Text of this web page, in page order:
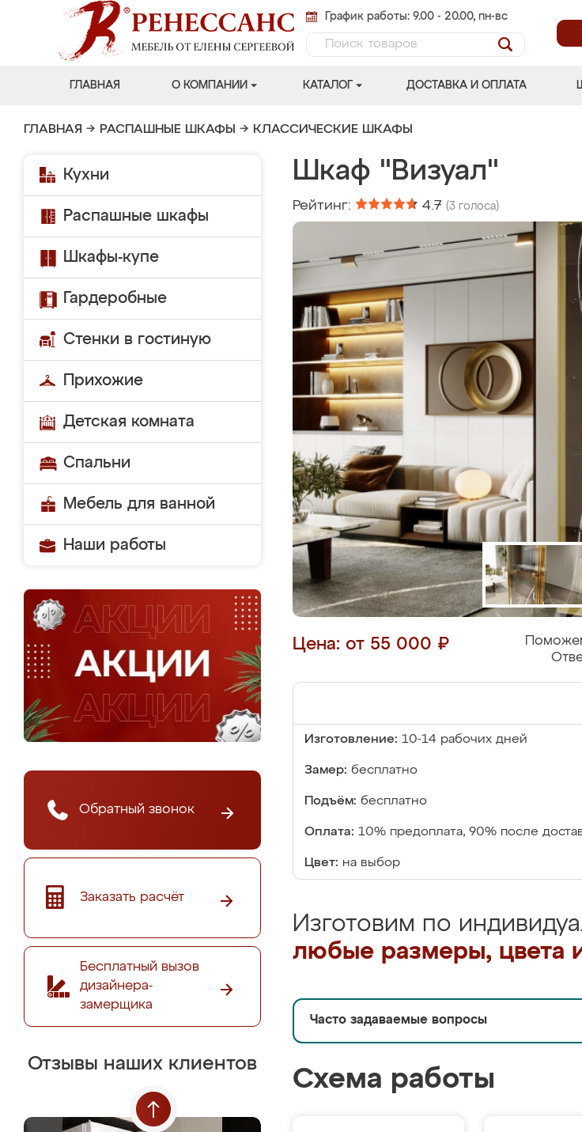
График работы: 9.00 - 20.00, пн-вс
ГЛАВНАЯ О КОМПАНИИ КАТАЛОГ ДОСТАВКА И ОПЛАТА
ГЛАВНАЯ → РАСПАШНЫЕ ШКАФЫ → КЛАССИЧЕСКИЕ ШКАФЫ
Кухни
Распашные шкафы
Шкафы-купе
Гардеробные
Стенки в гостиную
Прихожие
Детская комната
Спальни
Мебель для ванной
Наши работы
Обратный звонок
Заказать расчёт
Бесплатный вызов
дизайнера-
замерщика
Отзывы наших клиентов
Шкаф "Визуал"
Рейтинг: 4.7 (3 голоса)
Цена: от 55 000 ₽
Изготовление: 10-14 рабочих дней
Замер: бесплатно
Подъём: бесплатно
Оплата: 10% предоплата, 90% после
Цвет: на выбор
Изготовим по
любые размеры, цвета
Часто задаваемые вопросы
Схема работы